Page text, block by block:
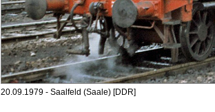
20.09.1979 - Saalfeld (Saale) [DDR]